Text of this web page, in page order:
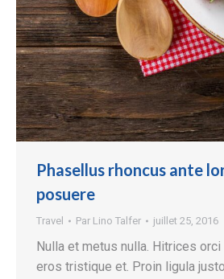
Phasellus rhoncus ante
posuere
Travel Par Lino Talfer juillet 25, 2016
Nulla et metus nulla. Hitrices
eros tristique et. Proin ligula